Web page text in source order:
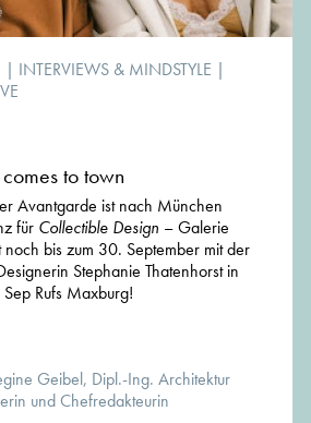
| INTERVIEWS & MINDSTYLE |
to town
Avantgarde ist nach München
für Collectible Design – Galerie
bis zum 30. September mit der
Stephanie Thatenhorst in
Rufs Maxburg!
Geibel, Dipl.-Ing. Architektur
und Chefredakteurin